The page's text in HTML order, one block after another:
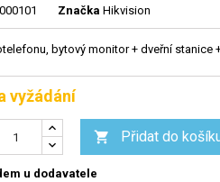
Značka Hikvision
bytový monitor + dveřní stanice
vyžádání
 Přidat do
u dodavatele